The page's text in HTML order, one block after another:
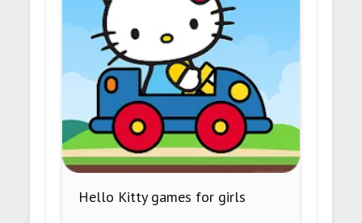
Hello Kitty games for girls